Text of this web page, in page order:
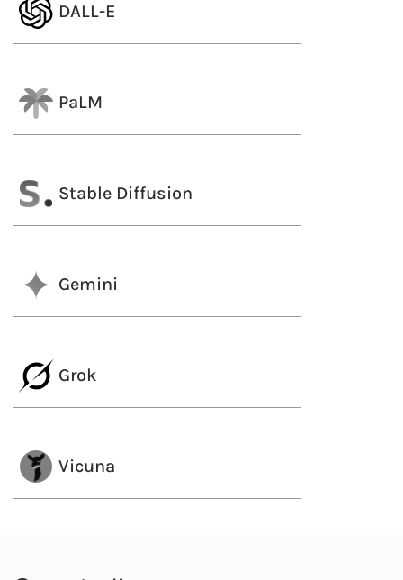
DALL-E
PaLM
Stable Diffusion
Gemini
Grok
Vicuna